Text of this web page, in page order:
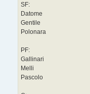
SF:
Datome
Gentile
Polonara
PF:
Gallinari
Melli
Pascolo